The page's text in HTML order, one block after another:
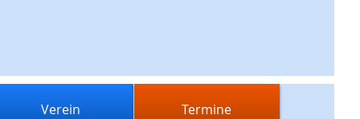
Verein Termine